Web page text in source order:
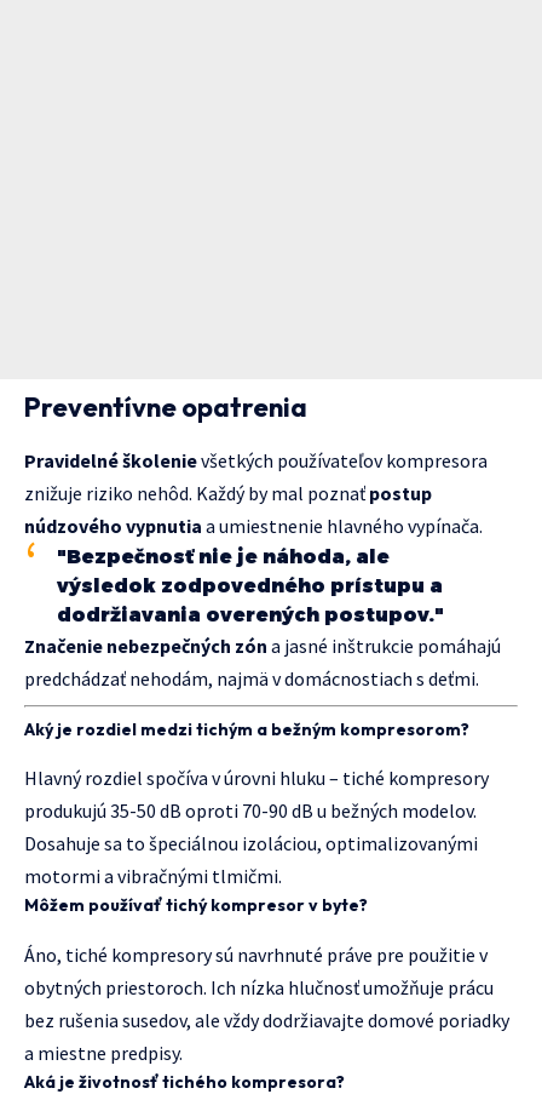
Preventívne opatrenia
Pravidelné školenievšetkých používateľov kompresora
znižuje riziko nehôd. Každý by mal poznať postup
núdzového vypnutia a umiestnenie hlavného vypínača.
"Bezpečnosť nie je náhoda, ale
výsledok zodpovedného prístupu a
dodržiavania overených postupov."
Značenie nebezpečných zón a jasné inštrukcie pomáhajú
predchádzať nehodám, najmä v domácnostiach s deťmi.
Aký je rozdiel medzi tichým a bežným kompresorom?
Hlavný rozdiel spočíva v úrovni hluku – tiché kompresory
produkujú 35-50 dB oproti 70-90 dB u bežných modelov.
Dosahuje sa to špeciálnou izoláciou, optimalizovanými
motormi a vibračnými tlmičmi.
Môžem používať tichý kompresor v byte?
Áno, tiché kompresory sú navrhnuté práve pre použitie v
obytných priestoroch. Ich nízka hlučnosť umožňuje prácu
bez rušenia susedov, ale vždy dodržiavajte domové poriadky
a miestne predpisy.
Aká je životnosť tichého kompresora?